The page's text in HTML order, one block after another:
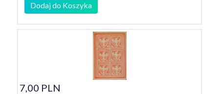
Dodaj do Koszyka
7,00 PLN